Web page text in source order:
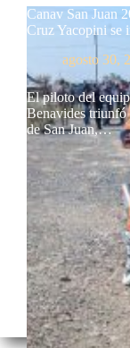
Canav San Juan
Cruz Yacopini se
agosto 30,
El piloto del
Benavides triunfó
de San Juan,…